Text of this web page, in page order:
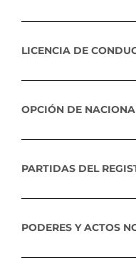
LICENCIA DE
OPCIÓN DE
PARTIDAS DEL
PODERES Y ACTOS